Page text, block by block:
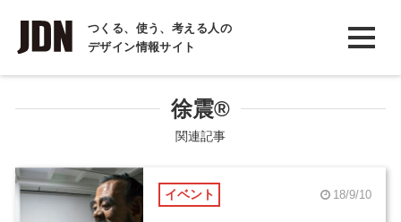
つくる、使う、考える人の
デザイン情報サイト
INTERVIEW
インタビュー
COLUMN
コラム
徐震®︎
関連記事
イベント 18/9/10